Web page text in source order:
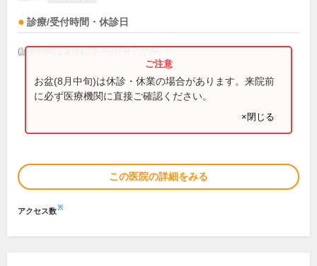
診療/受付時間・休診日
(診療時間は直接お問い合わせください)
お盆(8月中旬)は休診・休業の場合があります。来院前
に必ず医療機関に直接ご確認ください。
×閉じる
この医院の詳細をみる
アクセス数※